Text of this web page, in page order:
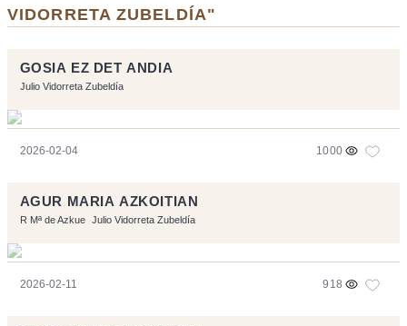
VIDORRETA ZUBELDÍA"
GOSIA EZ DET ANDIA
Julio Vidorreta Zubeldía
2026-02-04 1000
AGUR MARIA AZKOITIAN
R Mª de Azkue Julio Vidorreta Zubeldía
2026-02-11 918